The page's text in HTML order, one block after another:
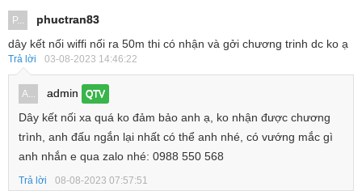
P...
phuctran83
dây kết nối wiffi nối ra 50m thi có nhận và gởi chương trinh dc ko ạ
Trả lời 03-08-2023 14:46:22
A... admin QTV
Dây kết nối xa quá ko đảm bảo anh ạ, ko nhận được chương
trình, anh đấu ngắn lại nhất có thể anh nhé, có vướng mắc gì
anh nhắn e qua zalo nhé: 0988 550 568
Trả lời 08-08-2023 07:57:51